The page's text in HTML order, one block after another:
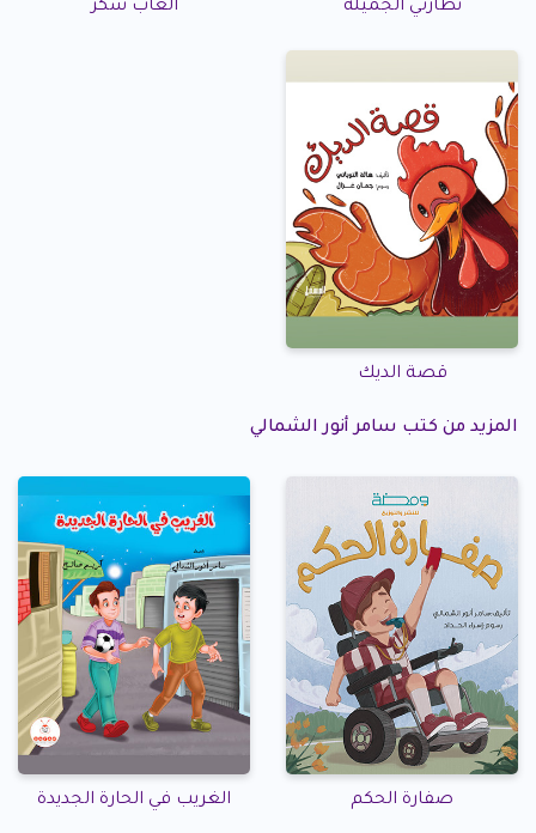
نظارتي الجميلة ألعاب سكر
قصة الديك
المزيد من كتب سامر أنور الشمالي
صفارة الحكم الغريب في الحارة الجديدة